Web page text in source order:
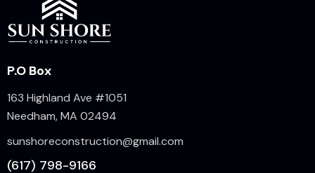
P.O Box
163 Highland Ave #1051
Needham, MA 02494
sunshoreconstruction@gmail.com
(617) 798-9166